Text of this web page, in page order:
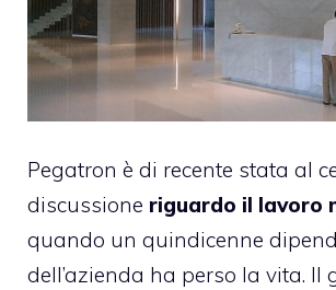
Pegatron è di recente stata al
discussione riguardo il lavoro
quando un quindicenne
dell’azienda ha perso la vita. Il